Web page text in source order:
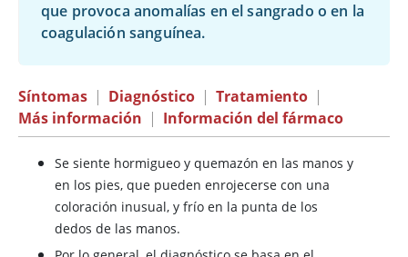
que provoca anomalías en el sangrado o en la
coagulación sanguínea.
Síntomas | Diagnóstico | Tratamiento |
Más información | Información del fármaco
Se siente hormigueo y quemazón en las manos y
en los pies, que pueden enrojecerse con una
coloración inusual, y frío en la punta de los
dedos de las manos.